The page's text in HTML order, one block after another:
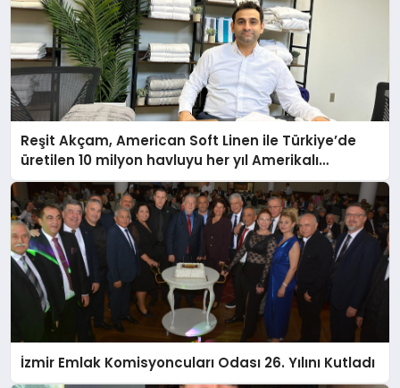
Reşit Akçam, American Soft Linen ile Türkiye’de
üretilen 10 milyon havluyu her yıl Amerikalı
tüketicilerle buluşturuyor
İzmir Emlak Komisyoncuları Odası 26. Yılını Kutladı